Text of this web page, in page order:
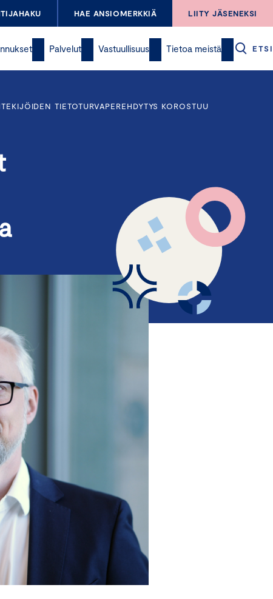
HAE ANSIOMERKKIÄ LIITY JÄSENEKSI
Palvelut Vastuullisuus Tietoa meistä ETSI
TIETOTURVAPEREHDYTYS KOROSTUU